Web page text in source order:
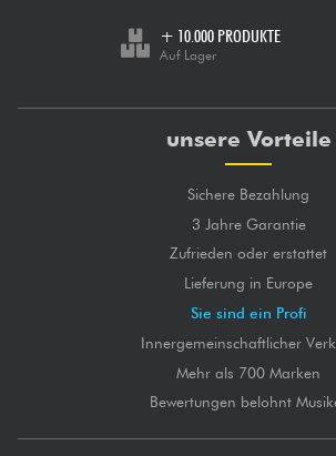
+ 10.000 PRODUKTE
Auf Lager
unsere Vorteile
Sichere Bezahlung
3 Jahre Garantie
Zufrieden oder erstattet
Lieferung in Europe
Sie sind ein Profi
Innergemeinschaftlicher
Mehr als 700 Marken
Bewertungen belohnt